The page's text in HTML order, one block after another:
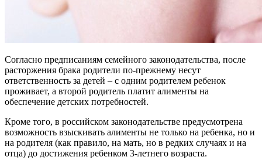
Согласно предписаниям семейного законодательства, после
расторжения брака родители по-прежнему несут
ответственность за детей – с одним родителем ребенок
проживает, а второй родитель платит алименты на
обеспечение детских потребностей.
Кроме того, в российском законодательстве предусмотрена
возможность взыскивать алименты не только на ребенка, но и
на родителя (как правило, на мать, но в редких случаях и на
отца) до достижения ребенком 3-летнего возраста.